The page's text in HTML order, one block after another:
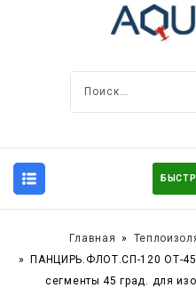
Главная
ПАНЦИРЬ.ФЛОТ.СП-120 ОТ-
сегменты 45 град. для